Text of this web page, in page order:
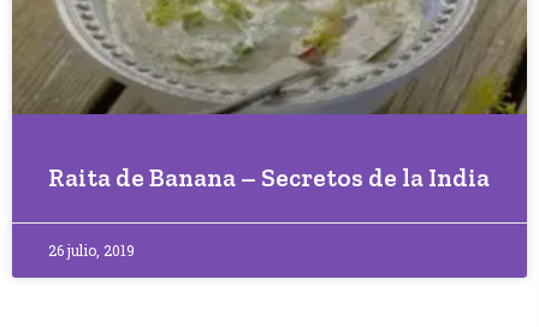
Raita de Banana – Secretos de la India
26 julio, 2019